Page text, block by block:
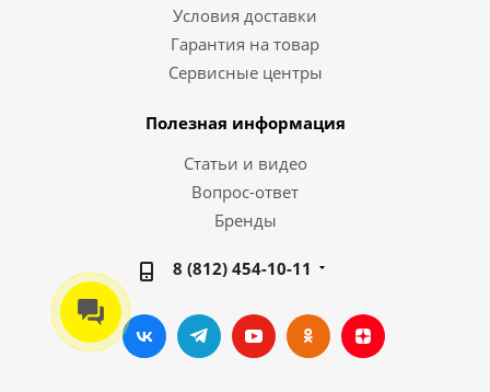
Условия доставки
Гарантия на товар
Сервисные центры
Полезная информация
Статьи и видео
Вопрос-ответ
Бренды
8 (812) 454-10-11